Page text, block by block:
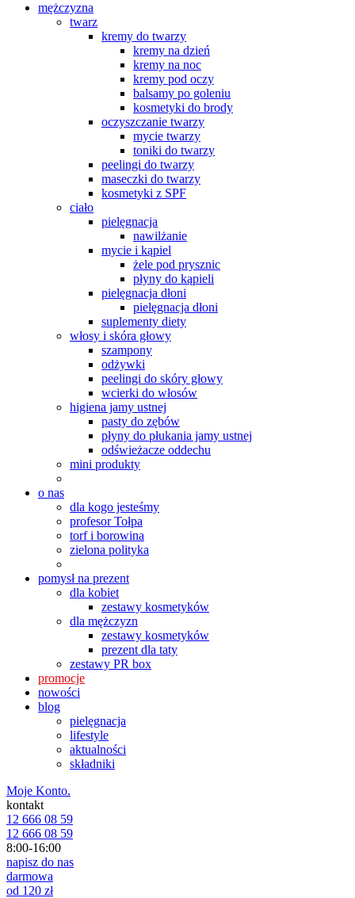
mężczyzna
twarz
kremy do twarzy
kremy na dzień
kremy na noc
kremy pod oczy
balsamy po goleniu
kosmetyki do brody
oczyszczanie twarzy
mycie twarzy
toniki do twarzy
peelingi do twarzy
maseczki do twarzy
kosmetyki z SPF
ciało
pielęgnacja
nawilżanie
mycie i kąpiel
żele pod prysznic
płyny do kąpieli
pielęgnacja dłoni
pielęgnacja dłoni
suplementy diety
włosy i skóra głowy
szampony
odżywki
peelingi do skóry głowy
wcierki do włosów
higiena jamy ustnej
pasty do zębów
płyny do płukania jamy ustnej
odświeżacze oddechu
mini produkty
o nas
dla kogo jesteśmy
profesor Tołpa
torf i borowina
zielona polityka
pomysł na prezent
dla kobiet
zestawy kosmetyków
dla mężczyzn
zestawy kosmetyków
prezent dla taty
zestawy PR box
promocje
nowości
blog
pielęgnacja
lifestyle
aktualności
składniki
Moje Konto.
kontakt
12 666 08 59
12 666 08 59
8:00-16:00
napisz do nas
darmowa
od 120 zł